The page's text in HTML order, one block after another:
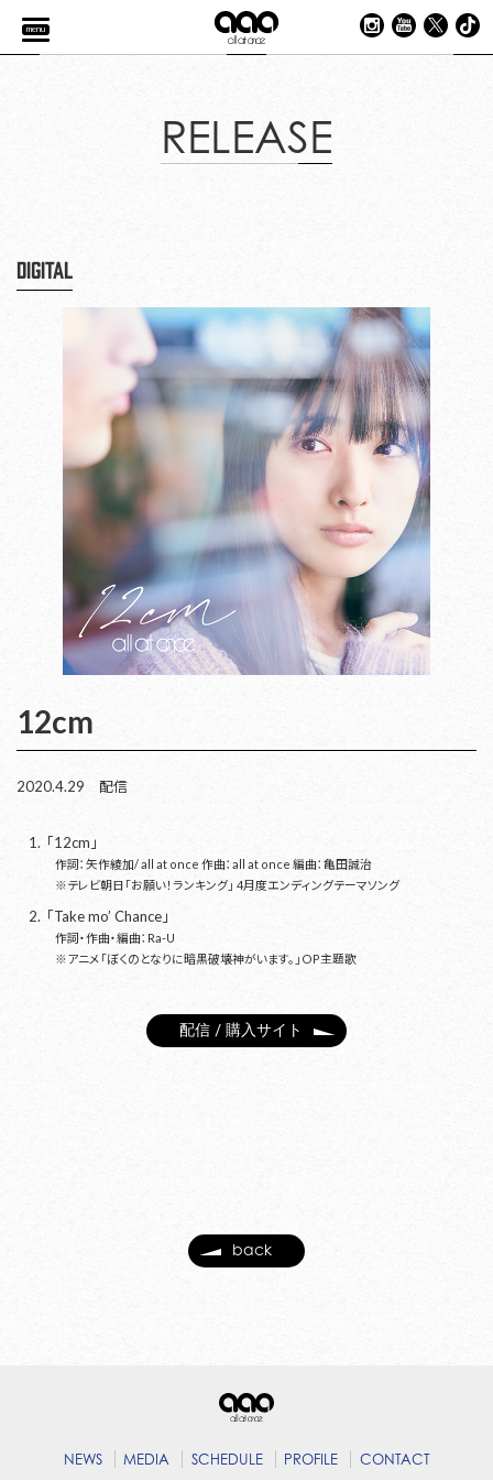
menu
RELEASE
DIGITAL
12cm
2020.4.29 配信
「12cm」
作詞：矢作綾加/ all at once 作曲：all at once 編曲：亀田誠治
※テレビ朝日「お願い！ランキング」 4月度エンディングテーマソング
「Take mo’ Chance」
作詞・作曲・編曲：Ra-U
※アニメ「ぼくのとなりに暗黒破壊神がいます。」OP主題歌
配信 / 購入サイト
back
NEWS MEDIA SCHEDULE PROFILE CONTACT